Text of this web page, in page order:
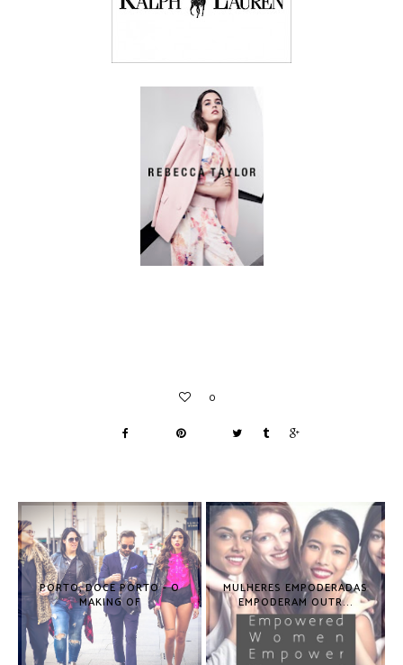
PORTO, DOCE PORTO - O
MAKING OF
MULHERES EMPODERADAS
EMPODERAM OUTR...